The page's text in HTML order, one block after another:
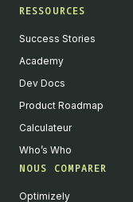
RESSOURCES
Success Stories
Academy
Dev Docs
Product Roadmap
Calculateur
Who’s Who
NOUS COMPARER
Optimizely